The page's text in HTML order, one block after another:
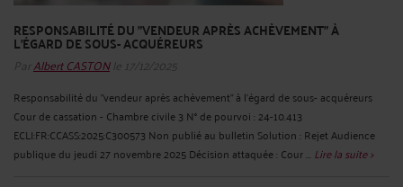
RESPONSABILITÉ DU "VENDEUR APRÈS ACHÈVEMENT" À
L'ÉGARD DE SOUS- ACQUÉREURS
ParAlbert CASTONle 17/12/2025
Responsabilité du "vendeur après achèvement" à l'égard de sous- acquéreurs
Cour de cassation - Chambre civile 3 N° de pourvoi : 24-10.413
ECLI:FR:CCASS:2025:C300573 Non publié au bulletin Solution : Rejet Audience
publique du jeudi 27 novembre 2025 Décision attaquée : Cour ... Lire la suite >